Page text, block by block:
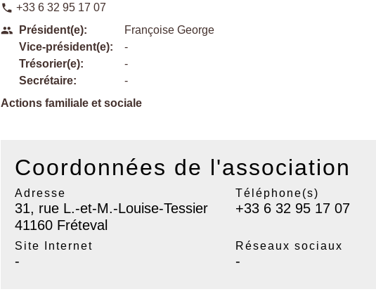
phone +33 6 32 95 17 07
people
Président(e):
Vice-président(e):
Trésorier(e):
Secrétaire:
Françoise George
-
-
-
Actions familiale et sociale
Coordonnées de l'association
Adresse
31, rue L.-et-M.-Louise-Tessier
41160 Fréteval
Téléphone(s)
+33 6 32 95 17 07
Site Internet
-
Réseaux sociaux
-